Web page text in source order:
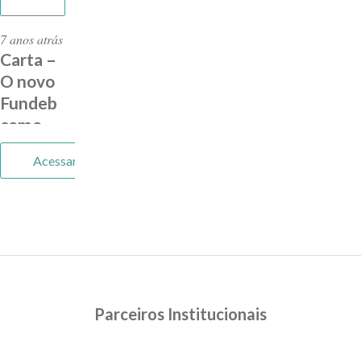
7 anos atrás
Carta –
O novo
Fundeb
como
mecanismo
da
Acessar
Parceiros Institucionais